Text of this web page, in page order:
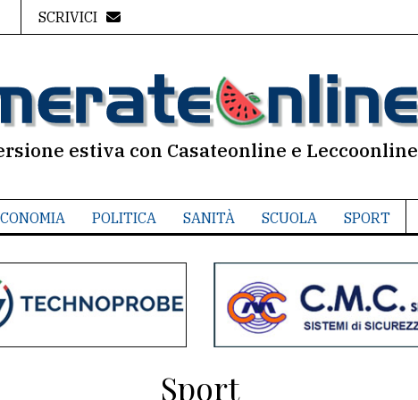
SCRIVICI
estiva con Casateonline e Leccoonline
POLITICA SANITÀ SCUOLA SPORT
Sport